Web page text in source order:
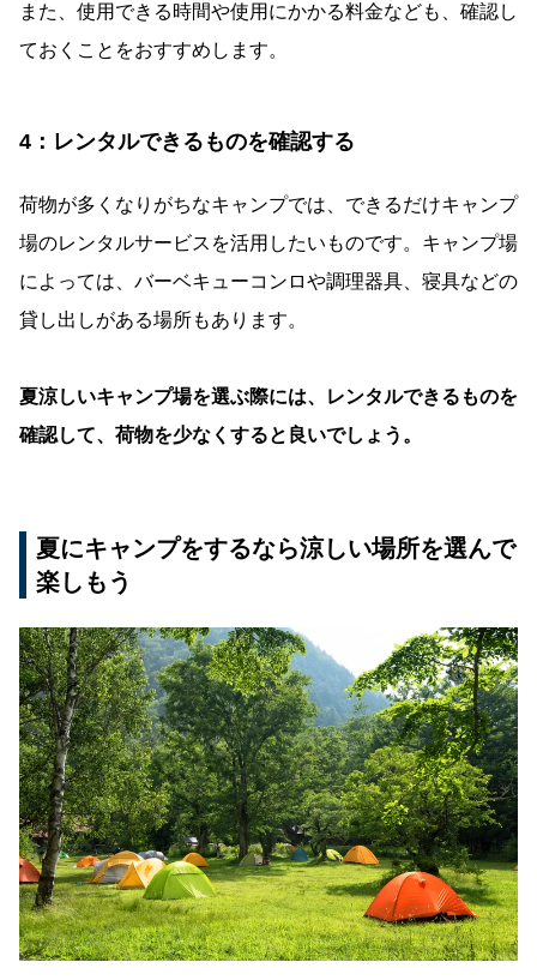
また、使用できる時間や使用にかかる料金なども、確認し
ておくことをおすすめします。
4：レンタルできるものを確認する
荷物が多くなりがちなキャンプでは、できるだけキャンプ
場のレンタルサービスを活用したいものです。キャンプ場
によっては、バーベキューコンロや調理器具、寝具などの
貸し出しがある場所もあります。
夏涼しいキャンプ場を選ぶ際には、レンタルできるものを
確認して、荷物を少なくすると良いでしょう。
夏にキャンプをするなら涼しい場所を選んで
楽しもう